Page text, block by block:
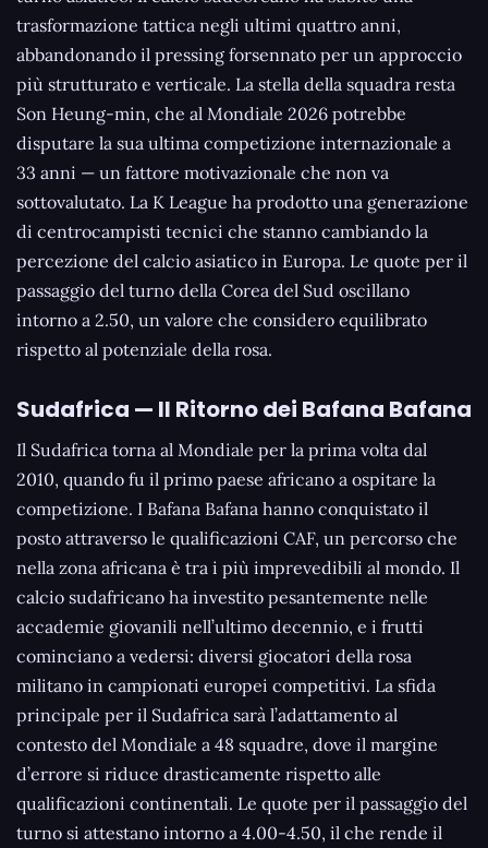
trasformazione tattica negli ultimi quattro anni,
abbandonando il pressing forsennato per un approccio
più strutturato e verticale. La stella della squadra resta
Son Heung-min, che al Mondiale 2026 potrebbe
disputare la sua ultima competizione internazionale a
33 anni — un fattore motivazionale che non va
sottovalutato. La K League ha prodotto una generazione
di centrocampisti tecnici che stanno cambiando la
percezione del calcio asiatico in Europa. Le quote per il
passaggio del turno della Corea del Sud oscillano
intorno a 2.50, un valore che considero equilibrato
rispetto al potenziale della rosa.
Sudafrica — Il Ritorno dei Bafana Bafana
Il Sudafrica torna al Mondiale per la prima volta dal
2010, quando fu il primo paese africano a ospitare la
competizione. I Bafana Bafana hanno conquistato il
posto attraverso le qualificazioni CAF, un percorso che
nella zona africana è tra i più imprevedibili al mondo. Il
calcio sudafricano ha investito pesantemente nelle
accademie giovanili nell’ultimo decennio, e i frutti
cominciano a vedersi: diversi giocatori della rosa
militano in campionati europei competitivi. La sfida
principale per il Sudafrica sarà l’adattamento al
contesto del Mondiale a 48 squadre, dove il margine
d’errore si riduce drasticamente rispetto alle
qualificazioni continentali. Le quote per il passaggio del
turno si attestano intorno a 4.00-4.50, il che rende il